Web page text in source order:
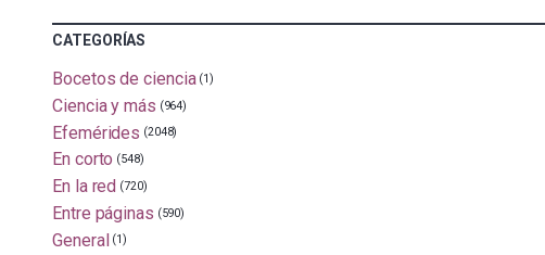
CATEGORÍAS
Bocetos de ciencia (1)
Ciencia y más (964)
Efemérides (2048)
En corto (548)
En la red (720)
Entre páginas (590)
General (1)